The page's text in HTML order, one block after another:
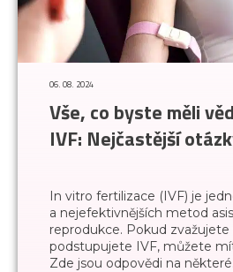
06. 08. 2024
Vše, co byste měli
IVF: Nejčastější
In vitro fertilizace (IVF) je
a nejefektivnějších metod
reprodukce. Pokud zvažujete
podstupujete IVF, můžete
Zde jsou odpovědi na